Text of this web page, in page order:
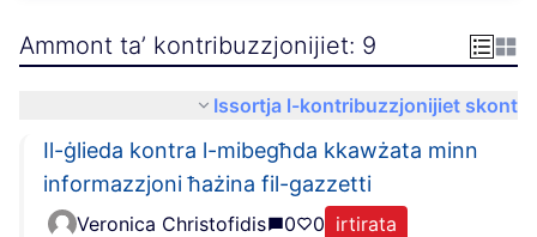
Ammont ta’ kontribuzzjonijiet: 9
Issortja l-kontribuzzjonijiet skont
Il-ġlieda kontra l-mibegħda kkawżata minn
informazzjoni ħażina fil-gazzetti
Veronica Christofidis 0 0 irtirata